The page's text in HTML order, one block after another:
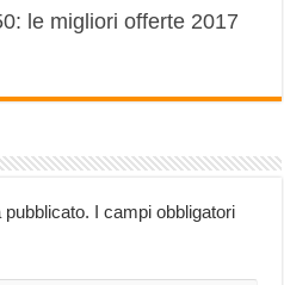
le migliori offerte 2017
I campi obbligatori